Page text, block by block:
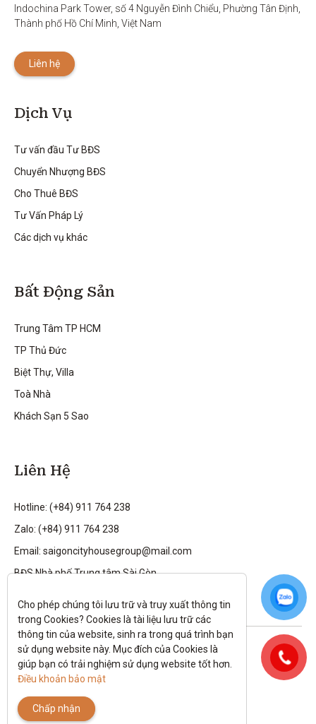
Indochina Park Tower, số 4 Nguyễn Đình Chiểu, Phường Tân Định,
Thành phố Hồ Chí Minh, Việt Nam
Liên hệ
Dịch Vụ
Tư vấn đầu Tư BĐS
Chuyển Nhượng BĐS
Cho Thuê BĐS
Tư Vấn Pháp Lý
Các dịch vụ khác
Bất Động Sản
Trung Tâm TP HCM
TP Thủ Đức
Biệt Thự, Villa
Toà Nhà
Khách Sạn 5 Sao
Liên Hệ
Hotline: (+84) 911 764 238
Zalo: (+84) 911 764 238
Email: saigoncityhousegroup@mail.com
BĐS Nhà phố Trung tâm Sài Gòn
Theo dõi tôi trên:
All rights reserved.
Chính sách bảo mật
Cho phép chúng tôi lưu trữ và truy xuất thông tin
trong Cookies? Cookies là tài liệu lưu trữ các
thông tin của website, sinh ra trong quá trình bạn
sử dụng website này. Mục đích của Cookies là
Điều khoản bảo mật
Chấp nhận